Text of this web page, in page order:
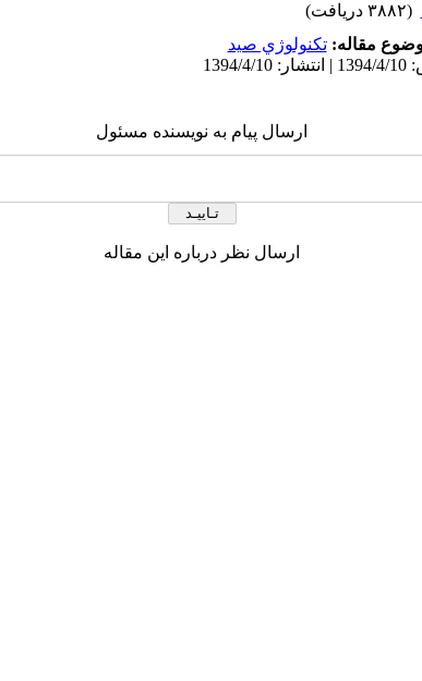
(۳۸۸۲ دریافت)
مقاله:تكنولوژي صيد
ارسال پیام به نویسنده مسئول
ارسال نظر درباره این مقاله